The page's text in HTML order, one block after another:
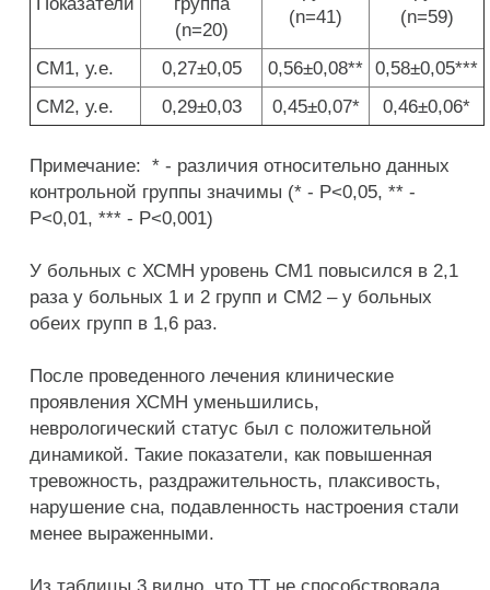
(n=20)
(n=41)
(n=59)
СМ1, у.е. 0,27±0,05 0,56±0,08** 0,58±0,05***
СМ2, у.е.
0,29±0,03 0,45±0,07* 0,46±0,06*
Примечание: * - различия относительно данных
контрольной группы значимы (* - P<0,05, ** -
P<0,01, *** - P<0,001)
У больных с ХСМН уровень СМ1 повысился в 2,1
раза у больных 1 и 2 групп и СМ2 – у больных
обеих групп в 1,6 раз.
После проведенного лечения клинические
проявления ХСМН уменьшились,
неврологический статус был с положительной
динамикой. Такие показатели, как повышенная
тревожность, раздражительность, плаксивость,
нарушение сна, подавленность настроения стали
менее выраженными.
Из таблицы 3 видно, что ТТ не способствовала